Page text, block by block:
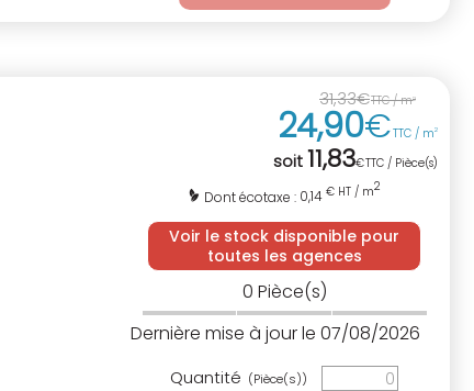
31,33€TTC / m2
24,90€TTC / m2
soit11,83€TTC / Pièce(s)
Dont écotaxe : 0,14 € HT / m2
Voir le stock disponible pour
toutes les agences
0 Pièce(s)
Dernière mise à jour le 07/08/2026
Quantité (Pièce(s))